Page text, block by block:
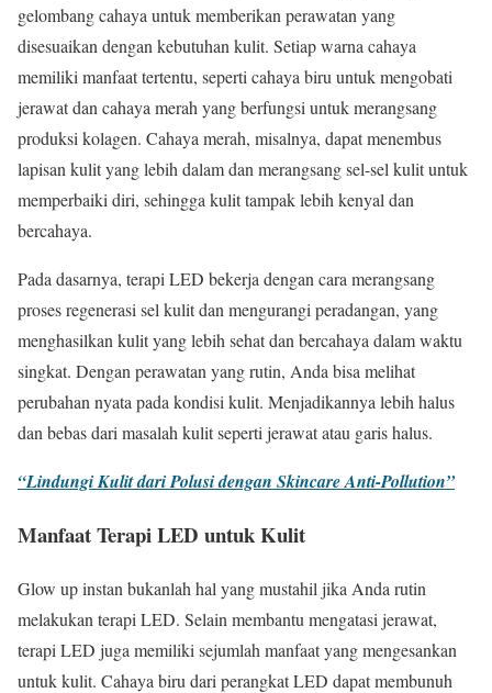
gelombang cahaya untuk memberikan perawatan yang
disesuaikan dengan kebutuhan kulit. Setiap warna cahaya
memiliki manfaat tertentu, seperti cahaya biru untuk mengobati
jerawat dan cahaya merah yang berfungsi untuk merangsang
produksi kolagen. Cahaya merah, misalnya, dapat menembus
lapisan kulit yang lebih dalam dan merangsang sel-sel kulit untuk
memperbaiki diri, sehingga kulit tampak lebih kenyal dan
bercahaya.
Pada dasarnya, terapi LED bekerja dengan cara merangsang
proses regenerasi sel kulit dan mengurangi peradangan, yang
menghasilkan kulit yang lebih sehat dan bercahaya dalam waktu
singkat. Dengan perawatan yang rutin, Anda bisa melihat
perubahan nyata pada kondisi kulit. Menjadikannya lebih halus
dan bebas dari masalah kulit seperti jerawat atau garis halus.
“Lindungi Kulit dari Polusi dengan Skincare Anti-Pollution”
Manfaat Terapi LED untuk Kulit
Glow up instan bukanlah hal yang mustahil jika Anda rutin
melakukan terapi LED. Selain membantu mengatasi jerawat,
terapi LED juga memiliki sejumlah manfaat yang mengesankan
untuk kulit. Cahaya biru dari perangkat LED dapat membunuh